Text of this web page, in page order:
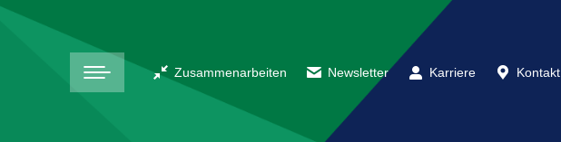
Zusammenarbeiten Newsletter Karriere Kontakt